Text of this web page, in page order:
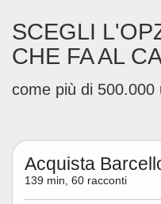
SCEGLI
CHE FA AL
come più di
Acquista
139 min, 60 racconti